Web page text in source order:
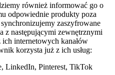
również informować go o
odpowiednie produkty poza
zaszyfrowane
z następującymi zewnętrznymi
internetowych kanałów
korzysta już z ich usług:
LinkedIn, Pinterest, TikTok